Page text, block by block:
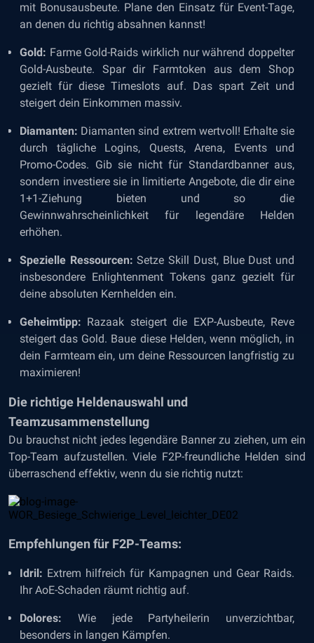
mit Bonusausbeute. Plane den Einsatz für Event-Tage,
an denen du richtig absahnen kannst!
Gold: Farme Gold-Raids wirklich nur während doppelter
Gold-Ausbeute. Spar dir Farmtoken aus dem Shop
gezielt für diese Timeslots auf. Das spart Zeit und
steigert dein Einkommen massiv.
Diamanten: Diamanten sind extrem wertvoll! Erhalte sie
durch tägliche Logins, Quests, Arena, Events und
Promo-Codes. Gib sie nicht für Standardbanner aus,
sondern investiere sie in limitierte Angebote, die dir eine
1+1-Ziehung bieten und so die
Gewinnwahrscheinlichkeit für legendäre Helden
erhöhen.
Spezielle Ressourcen: Setze Skill Dust, Blue Dust und
insbesondere Enlightenment Tokens ganz gezielt für
deine absoluten Kernhelden ein.
Geheimtipp: Razaak steigert die EXP-Ausbeute, Reve
steigert das Gold. Baue diese Helden, wenn möglich, in
dein Farmteam ein, um deine Ressourcen langfristig zu
maximieren!
Die richtige Heldenauswahl und
Teamzusammenstellung
Du brauchst nicht jedes legendäre Banner zu ziehen, um ein
Top-Team aufzustellen. Viele F2P-freundliche Helden sind
überraschend effektiv, wenn du sie richtig nutzt:
Empfehlungen für F2P-Teams:
Idril: Extrem hilfreich für Kampagnen und Gear Raids.
Ihr AoE-Schaden räumt richtig auf.
Dolores: Wie jede Partyheilerin unverzichtbar,
besonders in langen Kämpfen.